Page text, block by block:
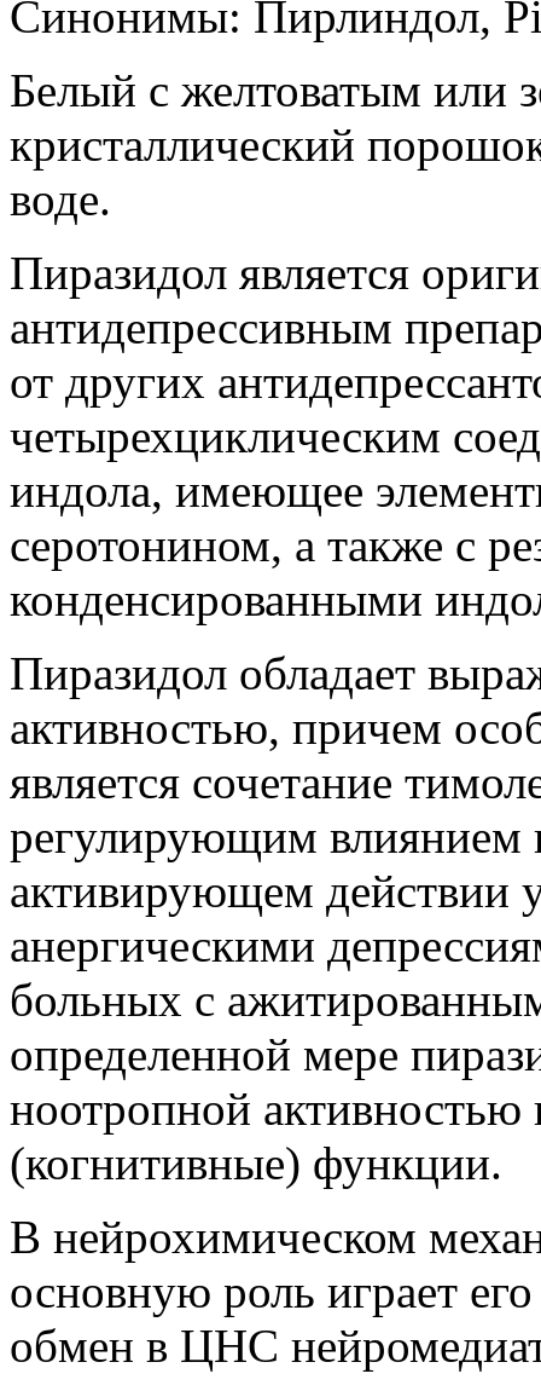
Синонимы: Пирлиндол,
Белый с желтоватым или
кристаллический
воде.
Пиразидол является
антидепрессивным
от других
четырехциклическим
индола, имеющее
серотонином, а также с
конденсированными
Пиразидол обладает
активностью, причем
является сочетание
регулирующим
активирующем действии
анергическими
больных с
определенной мере
ноотропной активностью
(когнитивные) функции.
В нейрохимическом
основную роль играет
обмен в ЦНС